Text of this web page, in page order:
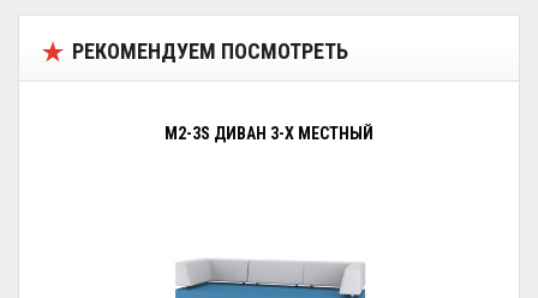
РЕКОМЕНДУЕМ ПОСМОТРЕТЬ
M2-3S ДИВАН 3-Х МЕСТНЫЙ